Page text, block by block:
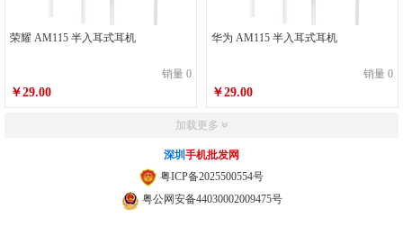
荣耀 AM115 半入耳式耳机
销量 0
￥29.00
华为 AM115 半入耳式耳机
销量 0
￥29.00
加载更多
深圳 手机批发网
粤ICP备2025500554号
粤公网安备44030002009475号